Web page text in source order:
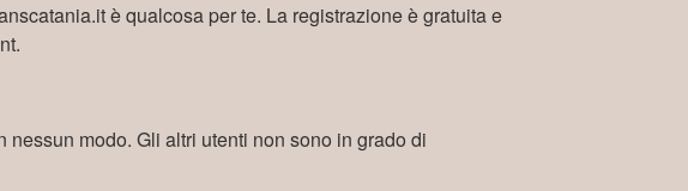
è qualcosa per te. La registrazione è gratuita e
modo. Gli altri utenti non sono in grado di